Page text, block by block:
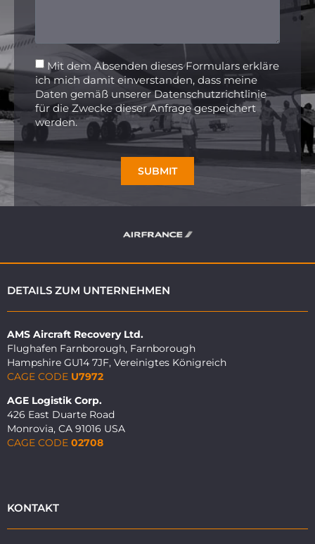
Mit dem Absenden dieses Formulars erkläre
ich mich damit einverstanden, dass meine
Daten gemäß unserer Datenschutzrichtlinie
für die Zwecke dieser Anfrage gespeichert
werden.
SUBMIT
DETAILS ZUM UNTERNEHMEN
AMS Aircraft Recovery Ltd.
Flughafen Farnborough, Farnborough
Hampshire GU14 7JF, Vereinigtes Königreich
CAGE CODE U7972
AGE Logistik Corp.
426 East Duarte Road
Monrovia, CA 91016 USA
CAGE CODE 02708
KONTAKT